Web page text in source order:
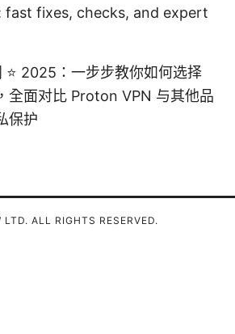
fast fixes, checks, and expert
2025：一步步教你如何选择
全面对比 Proton VPN 与其他品
保护
ALL RIGHTS RESERVED.